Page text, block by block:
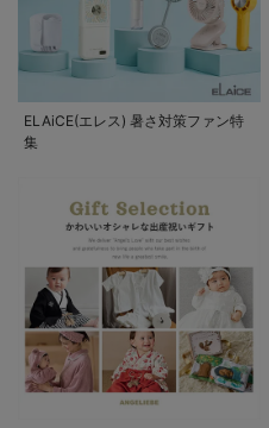
ELAiCE(エレス) 暑さ対策ファン特
集